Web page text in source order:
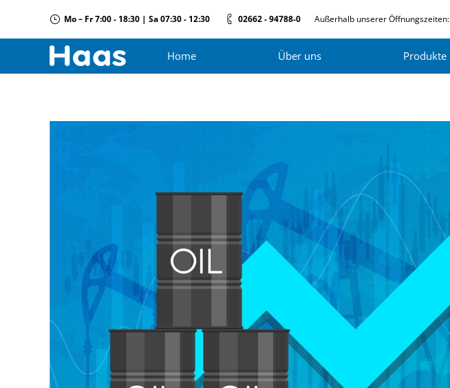
Mo – Fr 7:00 - 18:30 | Sa 07:30 - 12:30 02662 - 94788-0 Außerhalb unserer Öffnungszeiten:
Home Über uns Produkte